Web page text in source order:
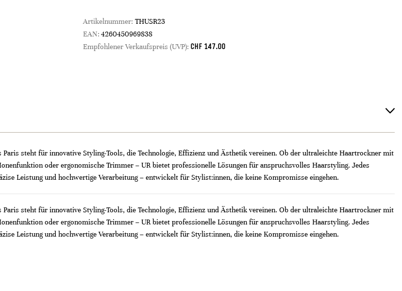
Artikelnummer: THUSR23
EAN: 4260450969838
Empfohlener Verkaufspreis (UVP): CHF 147.00
Paris steht für innovative Styling-Tools, die Technologie, Effizienz und Ästhetik vereinen. Ob der ultraleichte Haartrockner mit
oder ergonomische Trimmer – UR bietet professionelle Lösungen für anspruchsvolles Haarstyling. Jedes
Leistung und hochwertige Verarbeitung – entwickelt für Stylist:innen, die keine Kompromisse eingehen.
Paris steht für innovative Styling-Tools, die Technologie, Effizienz und Ästhetik vereinen. Ob der ultraleichte Haartrockner mit
oder ergonomische Trimmer – UR bietet professionelle Lösungen für anspruchsvolles Haarstyling. Jedes
Leistung und hochwertige Verarbeitung – entwickelt für Stylist:innen, die keine Kompromisse eingehen.